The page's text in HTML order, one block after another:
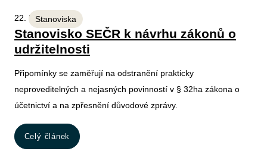
Stanoviska
22. 5. 2026
Stanovisko SEČR k návrhu zákonů o
udržitelnosti
Připomínky se zaměřují na odstranění prakticky
neproveditelných a nejasných povinností v § 32ha zákona o
účetnictví a na zpřesnění důvodové zprávy.
Celý článek